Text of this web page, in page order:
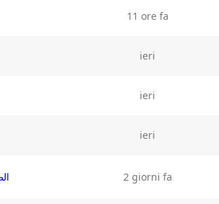
11 ore fa
ieri
ieri
ieri
2 giorni fa